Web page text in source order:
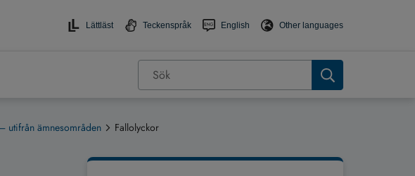
Lättläst Teckenspråk English Other languages
utifrån ämnesområden Fallolyckor